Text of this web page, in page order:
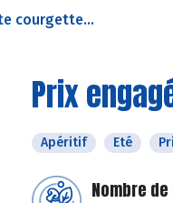
courgette...
Prix
Apéritif Eté
Nombre